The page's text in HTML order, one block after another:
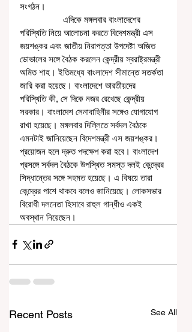
সংগঠন।
পরিস্থিতি নিয়ে আলোচনা করতে বিদেশমন্ত্রী এস
জয়শঙ্কর এবং জাতীয় নিরাপত্তা উপদেষ্টা অজিত
ডোভালের সঙ্গে বৈঠক করলেন‌ কেন্দ্রীয় স্বরাষ্ট্রমন্ত্রী
অমিত শাহ। ইতিমধ্যে বাংলাদেশ সীমান্তে সতর্কতা
জারি করা হয়েছে। বাংলাদেশে ভারতীয়দের
পরিস্থিতি কী, সে দিকে নজর রেখেছে কেন্দ্রীয়
সরকার। বাংলাদেশ সেনাবাহিনীর সঙ্গেও যোগাযোগ
রাখা হয়েছে। মঙ্গলবার দিল্লিতে সর্বদল বৈঠকে
এমনটাই জানিয়েছেন বিদেশমন্ত্রী এস জয়শঙ্কর।
প্রয়োজন হলে দ্রুত পদক্ষেপ করা হবে। বাংলাদেশ
প্রসঙ্গে সর্বদল বৈঠকে উপস্থিত সমস্ত দলই কেন্দ্রের
সিদ্ধান্তের সঙ্গে সহমত হয়েছে। এ বিষয়ে তারা
কেন্দ্রের পাশে থাকবে বলেও জানিয়েছে। লোকসভার
বিরোধী দলনেতা হিসাবে রাহুল গান্ধীও একই
অবস্থান নিয়েছেন।
Recent Posts See All